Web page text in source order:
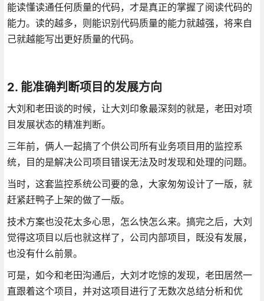
能读懂读通任何质量的代码，才是真正的掌握了阅读代码的
能力。读的越多，则能识别代码质量的能力就越强，将来自
己就越能写出更好质量的代码。
2. 能准确判断项目的发展方向
大刘和老田谈的时候，让大刘印象最深刻的就是，老田对项
目发展状态的精准判断。
三年前，俩人一起搞了个供公司所有业务项目用的监控系
统，目的是解决公司项目错误无法及时发现和处理的问题。
当时，这套监控系统公司要的急，大家匆匆设计了一版，就
赶紧赶鸭子上架的做了一版。
技术方案也没花太多心思，怎么快怎么来。搞完之后，大刘
觉得这项目以后也就这样了，公司内部项目，既没有发展，
也没有什么前景。
可是，如今和老田沟通后，大刘才吃惊的发现，老田居然一
直跟着这个项目，并对这项目进行了无数次总结分析和优